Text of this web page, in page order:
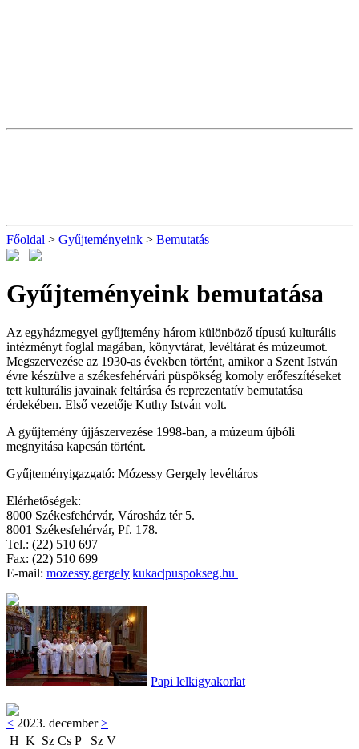
Főoldal > Gyűjteményeink > Bemutatás
Gyűjteményeink bemutatása
Az egyházmegyei gyűjtemény három különböző típusú kulturális
intézményt foglal magában, könyvtárat, levéltárat és múzeumot.
Megszervezése az 1930-as években történt, amikor a Szent István
évre készülve a székesfehérvári püspökség komoly erőfeszítéseket
tett kulturális javainak feltárása és reprezentatív bemutatása
érdekében. Első vezetője Kuthy István volt.
A gyűjtemény újjászervezése 1998-ban, a múzeum újbóli
megnyitása kapcsán történt.
Gyűjteményigazgató: Mózessy Gergely levéltáros
Elérhetőségek:
8000 Székesfehérvár, Városház tér 5.
8001 Székesfehérvár, Pf. 178.
Tel.: (22) 510 697
Fax: (22) 510 699
E-mail: mozessy.gergely|kukac|puspokseg.hu
Papi lelkigyakorlat
< 2023. december>
H K Sz Cs P Sz V